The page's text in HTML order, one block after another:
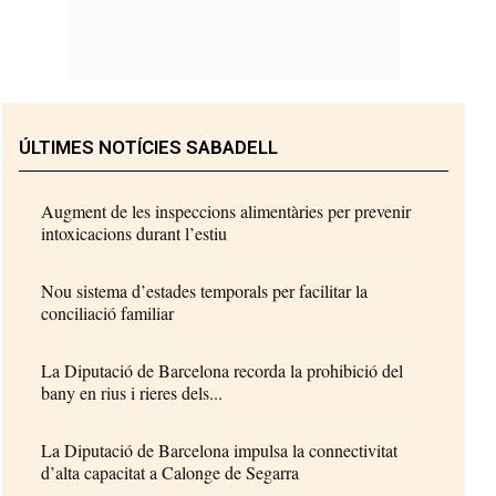
ÚLTIMES NOTÍCIES SABADELL
Augment de les inspeccions alimentàries per prevenir
intoxicacions durant l’estiu
Nou sistema d’estades temporals per facilitar la
conciliació familiar
La Diputació de Barcelona recorda la prohibició del
bany en rius i rieres dels...
La Diputació de Barcelona impulsa la connectivitat
d’alta capacitat a Calonge de Segarra